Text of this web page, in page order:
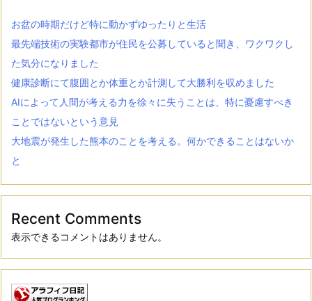
お盆の時期だけど特に動かずゆったりと生活
最先端技術の実験都市が住民を公募していると聞き、ワクワクし
た気分になりました
健康診断にて腹囲とか体重とか計測して大勝利を収めました
AIによって人間が考える力を徐々に失うことは、特に憂慮すべき
ことではないという意見
大地震が発生した熊本のことを考える。何かできることはないか
と
Recent Comments
表示できるコメントはありません。